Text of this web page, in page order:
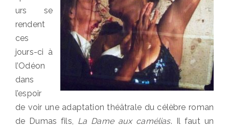
urs se
rendent
ces
jours-ci à
l’Odéon
dans
l’espoir
de voir une adaptation théâtrale du célèbre roman
de Dumas fils, La Dame aux camélias. Il faut un